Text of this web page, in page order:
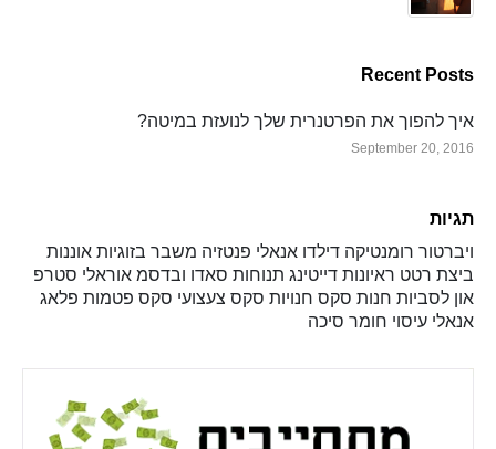
Recent Posts
איך להפוך את הפרטנרית שלך לנועזת במיטה?
September 20, 2016
תגיות
ויברטור רומנטיקה דילדו אנאלי פנטזיה משבר בזוגיות אוננות
ביצת רטט ראיונות דייטינג תנוחות סאדו ובדסמ אוראלי סטרפ
און לסביות חנות סקס חנויות סקס צעצועי סקס פטמות פלאג
אנאלי עיסוי חומר סיכה